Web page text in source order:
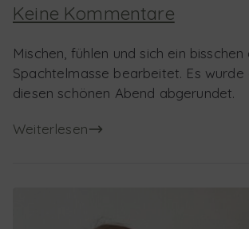
Keine Kommentarezu
Texture
Mischen, fühlen und sich ein
Spachtelmasse bearbeitet. Es
diesen schönen Abend abgerundet.
Weiterlesen